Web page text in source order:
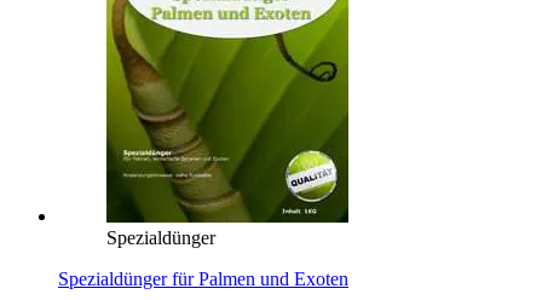
Spezialdünger
Spezialdünger für Palmen und Exoten